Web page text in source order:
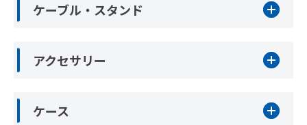
ケーブル・スタンド
アクセサリー
ケース